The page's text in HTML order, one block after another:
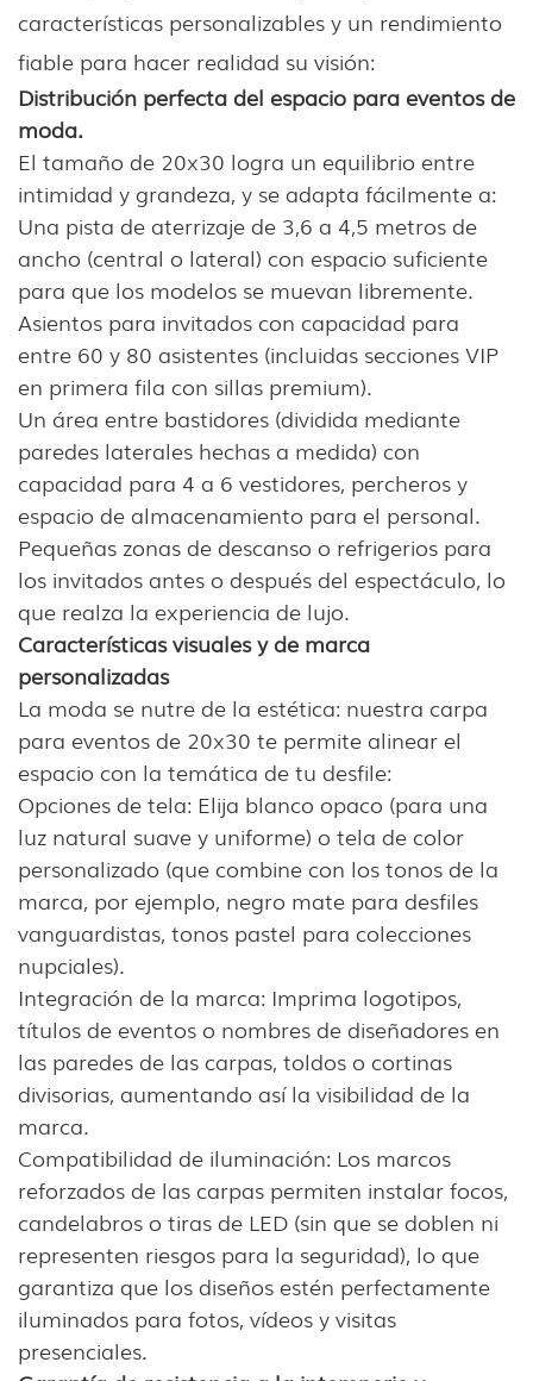
características personalizables y un rendimiento
fiable para hacer realidad su visión:
Distribución perfecta del espacio para eventos de
moda.
El tamaño de 20x30 logra un equilibrio entre
intimidad y grandeza, y se adapta fácilmente a:
Una pista de aterrizaje de 3,6 a 4,5 metros de
ancho (central o lateral) con espacio suficiente
para que los modelos se muevan libremente.
Asientos para invitados con capacidad para
entre 60 y 80 asistentes (incluidas secciones VIP
en primera fila con sillas premium).
Un área entre bastidores (dividida mediante
paredes laterales hechas a medida) con
capacidad para 4 a 6 vestidores, percheros y
espacio de almacenamiento para el personal.
Pequeñas zonas de descanso o refrigerios para
los invitados antes o después del espectáculo, lo
que realza la experiencia de lujo.
Características visuales y de marca
personalizadas
La moda se nutre de la estética: nuestra carpa
para eventos de 20x30 te permite alinear el
espacio con la temática de tu desfile:
Opciones de tela: Elija blanco opaco (para una
luz natural suave y uniforme) o tela de color
personalizado (que combine con los tonos de la
marca, por ejemplo, negro mate para desfiles
vanguardistas, tonos pastel para colecciones
nupciales).
Integración de la marca: Imprima logotipos,
títulos de eventos o nombres de diseñadores en
las paredes de las carpas, toldos o cortinas
divisorias, aumentando así la visibilidad de la
marca.
Compatibilidad de iluminación: Los marcos
reforzados de las carpas permiten instalar focos,
candelabros o tiras de LED (sin que se doblen ni
representen riesgos para la seguridad), lo que
garantiza que los diseños estén perfectamente
iluminados para fotos, vídeos y visitas
presenciales.